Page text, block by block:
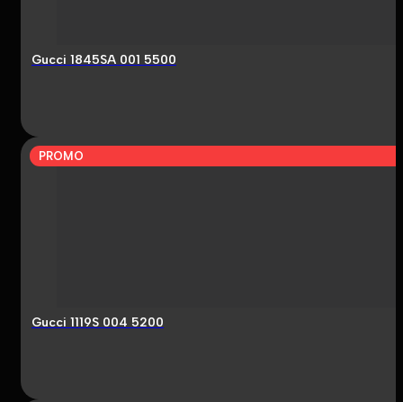
Gucci 1845SA 001 5500
PROMO
Gucci 1119S 004 5200